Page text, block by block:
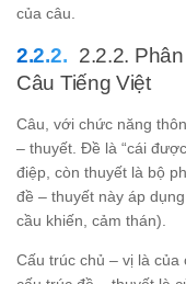
của câu.
2.2.2.
Câu Tiếng Việt
Câu, với chức năng
– thuyết. Đề là “cái
điệp, còn thuyết là bộ
đề – thuyết này áp
cầu khiến, cảm thán).
Cấu trúc chủ – vị là